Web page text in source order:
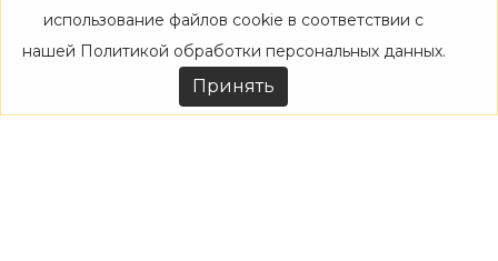
Дизайнерам
Акции
использование файлов cookie в соответствии с
нашей Политикой обработки персональных данных.
Принять